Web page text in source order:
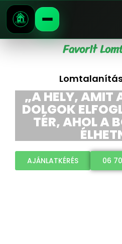
Favorit
„A HELY, AMIT
DOLGOK
TÉR, AHOL A
AJÁNLATKÉRÉS 06